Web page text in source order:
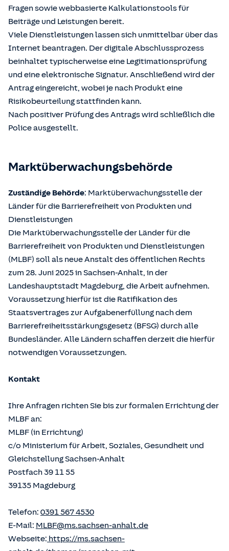
Fragen sowie webbasierte Kalkulationstools für
Beiträge und Leistungen bereit.
Viele Dienstleistungen lassen sich unmittelbar über das
Internet beantragen. Der digitale Abschlussprozess
beinhaltet typischerweise eine Legitimationsprüfung
und eine elektronische Signatur. Anschließend wird der
Antrag eingereicht, wobei je nach Produkt eine
Risikobeurteilung stattfinden kann.
Nach positiver Prüfung des Antrags wird schließlich die
Police ausgestellt.
Marktüberwachungsbehörde
Zuständige Behörde: Marktüberwachungsstelle der
Länder für die Barrierefreiheit von Produkten und
Dienstleistungen
Die Marktüberwachungsstelle der Länder für die
Barrierefreiheit von Produkten und Dienstleistungen
(MLBF) soll als neue Anstalt des öffentlichen Rechts
zum 28. Juni 2025 in Sachsen-Anhalt, in der
Landeshauptstadt Magdeburg, die Arbeit aufnehmen.
Voraussetzung hierfür ist die Ratifikation des
Staatsvertrages zur Aufgabenerfüllung nach dem
Barrierefreiheitsstärkungsgesetz (BFSG) durch alle
Bundesländer. Alle Ländern schaffen derzeit die hierfür
notwendigen Voraussetzungen.
Kontakt
Ihre Anfragen richten Sie bis zur formalen Errichtung der
MLBF an:
MLBF (in Errichtung)
c/o Ministerium für Arbeit, Soziales, Gesundheit und
Gleichstellung Sachsen-Anhalt
Postfach 39 11 55
39135 Magdeburg
Telefon: 0391 567 4530
E-Mail: MLBF@ms.sachsen-anhalt.de
Webseite: https://ms.sachsen-